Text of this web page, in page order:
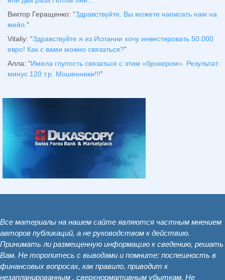
Виктор Геращенко: “Здравствуйте. Вы можете написать нам на
мейл. ”
Vitaliy: “Здравствуйте я из Испании хочу инвестировать 50.000
евро! Как с вами можно связаться?”
Алла: “Имела глупость связаться с этим «брокером». Результат:
минус 120 т.р. Мошенники!!!”
Все материалы на нашем сайте являются частным мнением
авторов публикаций, а не руководством к действию.
Принимать ли размещенную информацию к сведению, решать
Вам. Не торопитесь с выводами и помните: поспешность в
финансовых вопросах, как правило, приводит к
незапланированным , сверхнормативным убыткам. Не